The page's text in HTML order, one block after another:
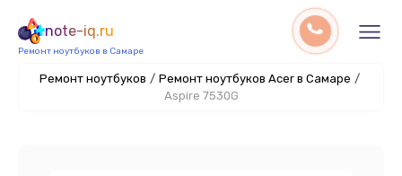
note-iq.ru
Ремонт ноутбуков в Самаре
Ремонт ноутбуков / Ремонт ноутбуков Acer в Самаре /
Aspire 7530G